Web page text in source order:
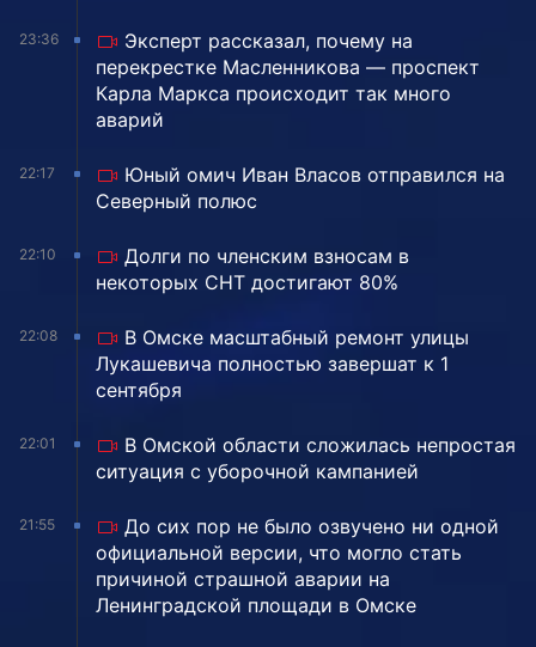
23:36
Эксперт рассказал, почему на
перекрестке Масленникова — проспект
Карла Маркса происходит так много
аварий
22:17
Юный омич Иван Власов отправился на
Северный полюс
22:10
Долги по членским взносам в
некоторых СНТ достигают 80%
22:08
В Омске масштабный ремонт улицы
Лукашевича полностью завершат к 1
сентября
22:01
В Омской области сложилась непростая
ситуация с уборочной кампанией
21:55
До сих пор не было озвучено ни одной
официальной версии, что могло стать
причиной страшной аварии на
Ленинградской площади в Омске